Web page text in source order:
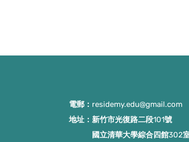
電郵： residemy.edu@gmail.com
地址：新竹市光復路二段101號
國立清華大學綜合四館302